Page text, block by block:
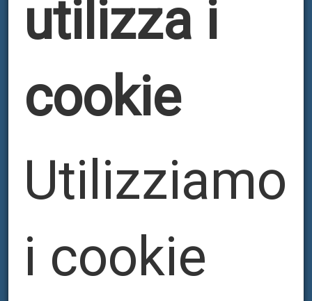
DIES
utilizza i
cookie
Utilizziamo
i cookie